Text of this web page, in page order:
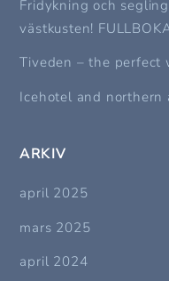
Fridykning och
västkusten!
Tiveden – the perfect
Icehotel and northern
ARKIV
april 2025
mars 2025
april 2024